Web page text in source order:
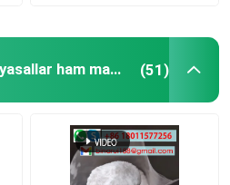
Organik olmayan kimyasallar ham madde (51)